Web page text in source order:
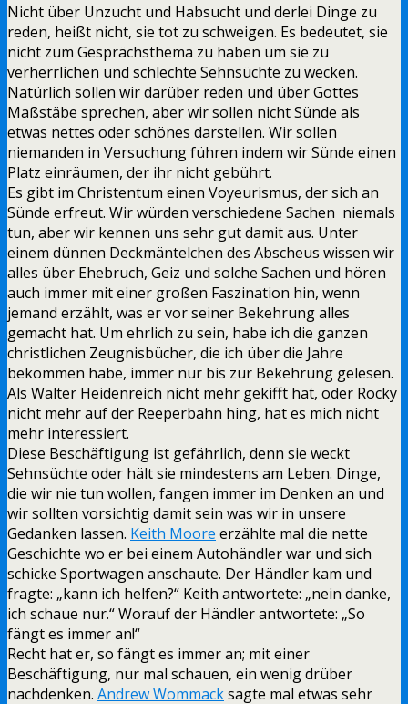
Nicht über Unzucht und Habsucht und derlei Dinge zu
reden, heißt nicht, sie tot zu schweigen. Es bedeutet, sie
nicht zum Gesprächsthema zu haben um sie zu
verherrlichen und schlechte Sehnsüchte zu wecken.
Natürlich sollen wir darüber reden und über Gottes
Maßstäbe sprechen, aber wir sollen nicht Sünde als
etwas nettes oder schönes darstellen. Wir sollen
niemanden in Versuchung führen indem wir Sünde einen
Platz einräumen, der ihr nicht gebührt.
Es gibt im Christentum einen Voyeurismus, der sich an
Sünde erfreut. Wir würden verschiedene Sachen niemals
tun, aber wir kennen uns sehr gut damit aus. Unter
einem dünnen Deckmäntelchen des Abscheus wissen wir
alles über Ehebruch, Geiz und solche Sachen und hören
auch immer mit einer großen Faszination hin, wenn
jemand erzählt, was er vor seiner Bekehrung alles
gemacht hat. Um ehrlich zu sein, habe ich die ganzen
christlichen Zeugnisbücher, die ich über die Jahre
bekommen habe, immer nur bis zur Bekehrung gelesen.
Als Walter Heidenreich nicht mehr gekifft hat, oder Rocky
nicht mehr auf der Reeperbahn hing, hat es mich nicht
mehr interessiert.
Diese Beschäftigung ist gefährlich, denn sie weckt
Sehnsüchte oder hält sie mindestens am Leben. Dinge,
die wir nie tun wollen, fangen immer im Denken an und
wir sollten vorsichtig damit sein was wir in unsere
Gedanken lassen. Keith Moore erzählte mal die nette
Geschichte wo er bei einem Autohändler war und sich
schicke Sportwagen anschaute. Der Händler kam und
fragte: „kann ich helfen?“ Keith antwortete: „nein danke,
ich schaue nur.“ Worauf der Händler antwortete: „So
fängt es immer an!“
Recht hat er, so fängt es immer an; mit einer
Beschäftigung, nur mal schauen, ein wenig drüber
nachdenken. Andrew Wommacksagte mal etwas sehr